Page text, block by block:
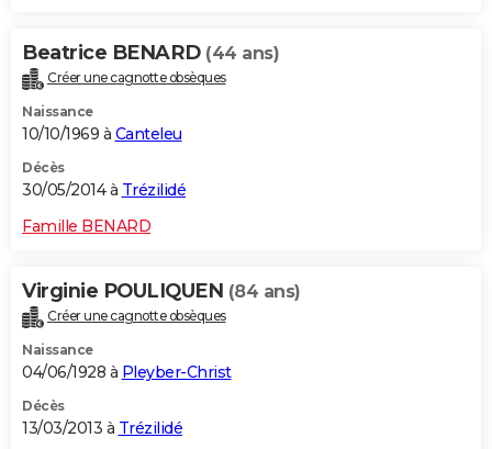
Beatrice BENARD (44 ans)
Créer une cagnotte obsèques
Naissance
10/10/1969 à Canteleu
Décès
30/05/2014 à Trézilidé
Famille BENARD
Virginie POULIQUEN (84 ans)
Créer une cagnotte obsèques
Naissance
04/06/1928 à Pleyber-Christ
Décès
13/03/2013 à Trézilidé